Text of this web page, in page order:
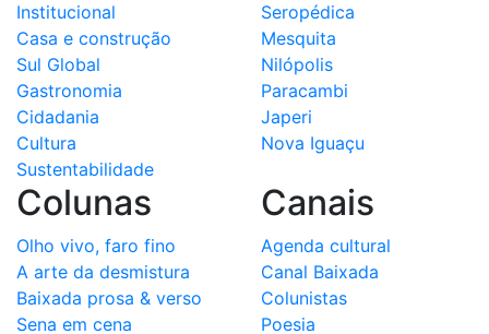
Institucional
Casa e construção
Sul Global
Gastronomia
Cidadania
Cultura
Sustentabilidade
Seropédica
Mesquita
Nilópolis
Paracambi
Japeri
Nova Iguaçu
Colunas
Olho vivo, faro fino
A arte da desmistura
Baixada prosa & verso
Sena em cena
Canais
Agenda cultural
Canal Baixada
Colunistas
Poesia